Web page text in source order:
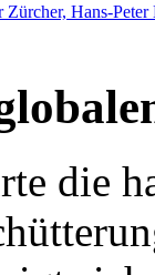
Hans-
die